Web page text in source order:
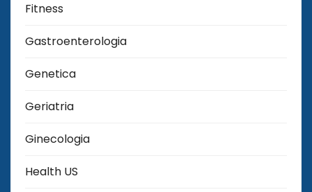
Fitness
Gastroenterologia
Genetica
Geriatria
Ginecologia
Health US